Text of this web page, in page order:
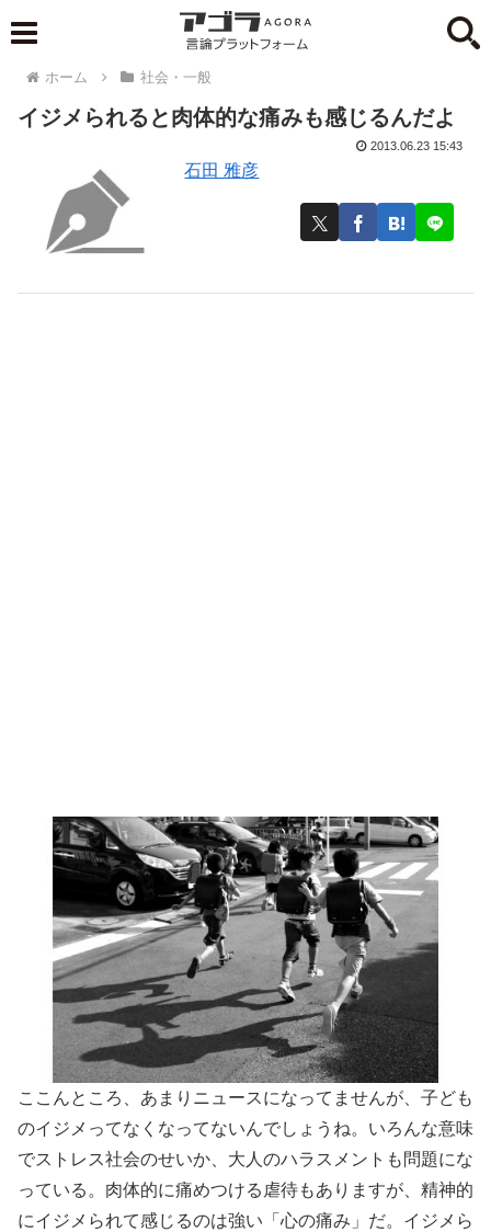
ホーム 社会・一般
イジメられると肉体的な痛みも感じるんだよ
石田 雅彦
2013.06.23 15:43
ここんところ、あまりニュースになってませんが、子ども
のイジメってなくなってないんでしょうね。いろんな意味
でストレス社会のせいか、大人のハラスメントも問題にな
っている。肉体的に痛めつける虐待もありますが、精神的
にイジメられて感じるのは強い「心の痛み」だ。イジメら